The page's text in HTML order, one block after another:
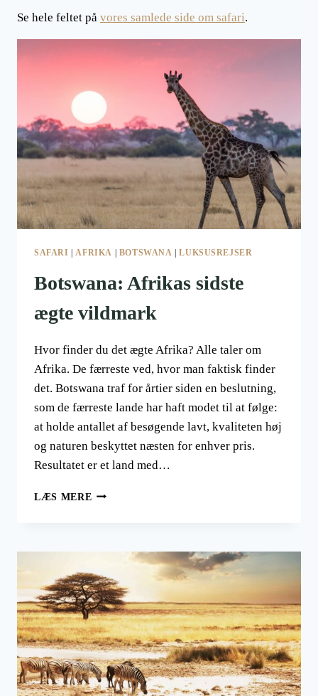
Se hele feltet på vores samlede side om safari.
SAFARI | AFRIKA | BOTSWANA |LUKSUSREJSER
Botswana: Afrikas sidste
ægte vildmark
Hvor finder du det ægte Afrika? Alle taler om
Afrika. De færreste ved, hvor man faktisk finder
det. Botswana traf for årtier siden en beslutning,
som de færreste lande har haft modet til at følge:
at holde antallet af besøgende lavt, kvaliteten høj
og naturen beskyttet næsten for enhver pris.
Resultatet er et land med…
LÆS MERE BOTSWANA:
VILDMARK